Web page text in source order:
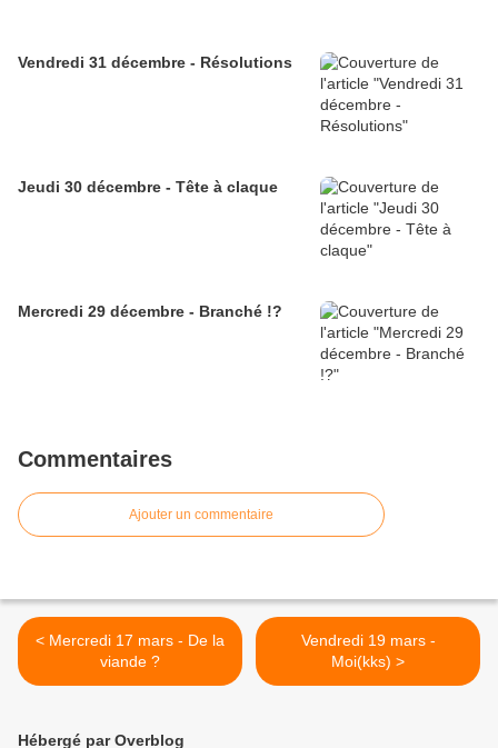
Vendredi 31 décembre - Résolutions
Jeudi 30 décembre - Tête à claque
Mercredi 29 décembre - Branché !?
Commentaires
Ajouter un commentaire
< Mercredi 17 mars - De la
viande ?
Vendredi 19 mars -
Moi(kks) >
Hébergé par Overblog